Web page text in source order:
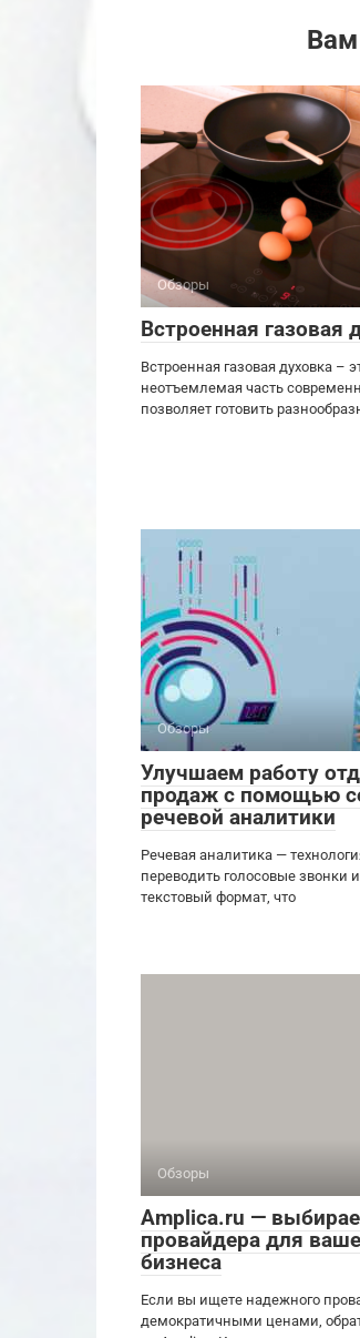
Обзоры
Встроенная газовая
Встроенная газовая духовка –
неотъемлемая часть
позволяет готовить
Обзоры
Улучшаем работу
продаж с помощью
речевой аналитики
Речевая аналитика —
переводить голосовые звонки
текстовый формат, что
Обзоры
Amplica.ru —
провайдера для
бизнеса
Если вы ищете надежного
демократичными ценами,